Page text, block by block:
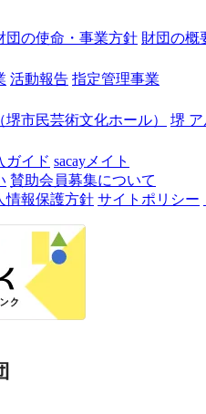
団の使命・事業方針 財団の概
活動報告 指定管理事業
市民芸術文化ホール） 堺
ガイド sacayメイト
賛助会員募集について
情報保護方針 サイトポリシー